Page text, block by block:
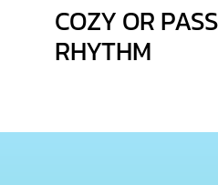
COZY OR
RHYTHM